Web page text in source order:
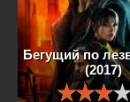
Бегущий по
(2017)